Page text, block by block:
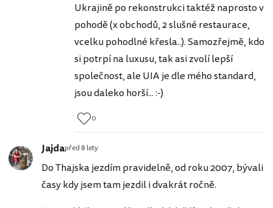
Ukrajině po rekonstrukci taktéž naprosto v
pohodě (x obchodů, 2 slušné restaurace,
vcelku pohodlné křesla..). Samozřejmě, kdo
si potrpí na luxusu, tak asi zvolí lepší
společnost, ale UIA je dle mého standard,
jsou daleko horší... :-)
0
Jajdapřed 8 lety
Do Thajska jezdím pravidelně, od roku 2007, bývali
časy kdy jsem tam jezdil i dvakrát ročně.